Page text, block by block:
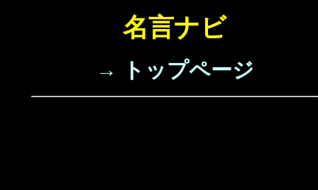
名言ナビ
→ トップページ